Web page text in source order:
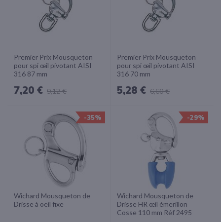
Premier Prix Mousqueton
pour spi œil pivotant AISI
316 87 mm
7,20 € 9,12 €
Premier Prix Mousqueton
pour spi œil pivotant AISI
316 70 mm
5,28 € 6,60 €
-35%
Wichard Mousqueton de
Drisse à oeil fixe
-29%
Wichard Mousqueton de
Drisse HR œil émerillon
Cosse 110 mm Réf 2495